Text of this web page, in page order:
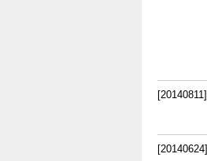
[20140811]
[20140624]